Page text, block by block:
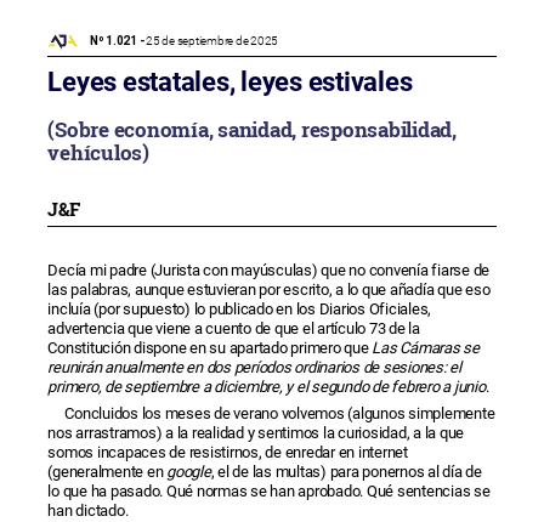
Nº 1.021 -25 de septiembre de 2025
Leyes estatales, leyes estivales
(Sobre economía, sanidad, responsabilidad,
vehículos)
J&F
Decía mi padre (Jurista con mayúsculas) que no convenía fiarse de
las palabras, aunque estuvieran por escrito, a lo que añadía que eso
incluía (por supuesto) lo publicado en los Diarios Oficiales,
advertencia que viene a cuento de que el artículo 73 de la
Constitución dispone en su apartado primero queLas Cámaras se
reunirán anualmente en dos períodos ordinarios de sesiones: el
primero, de septiembre a diciembre, y el segundo de febrero a junio.
Concluidos los meses de verano volvemos (algunos simplemente
nos arrastramos) a la realidad y sentimos la curiosidad, a la que
somos incapaces de resistirnos, de enredar en internet
(generalmente en google, el de las multas) para ponernos al día de
lo que ha pasado. Qué normas se han aprobado. Qué sentencias se
han dictado.